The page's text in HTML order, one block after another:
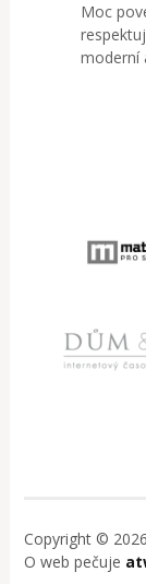
Moc
moderní
Copyright ©
O web pečuje